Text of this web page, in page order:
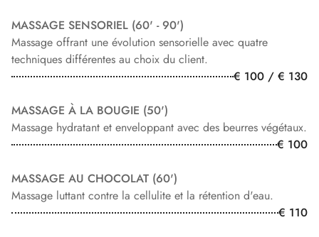
MASSAGE SENSORIEL (60' - 90')
Massage offrant une évolution sensorielle avec quatre
techniques différentes au choix du client.
€ 100 / € 130
MASSAGE À LA BOUGIE (50')
Massage hydratant et enveloppant avec des beurres végétaux.
€ 100
MASSAGE AU CHOCOLAT (60')
Massage luttant contre la cellulite et la rétention d'eau.
€ 110